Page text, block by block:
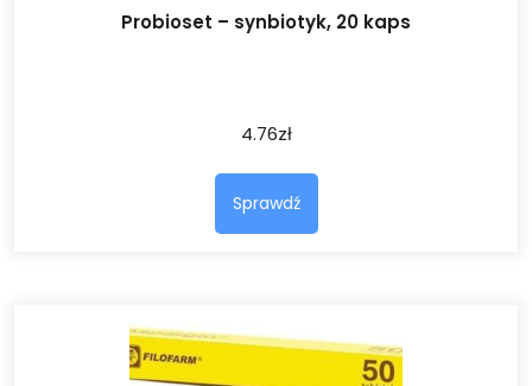
Probioset – synbiotyk, 20 kaps
4.76zł
Sprawdź